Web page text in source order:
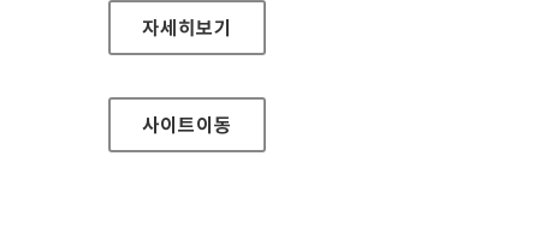
삼성전자 비즈니스 가이드라인 홈페이지
자세히보기
사이트이동